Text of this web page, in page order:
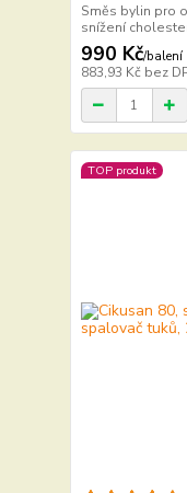
Směs bylin pro
snížení
990 Kč/balení
883,93 Kč bez
TOP produkt